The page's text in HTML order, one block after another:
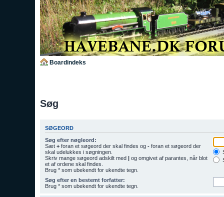
Boardindeks
Søg
SØGEORD
Søg efter nøgleord:
Sæt + foran et søgeord der skal findes og - foran et søgeord der
skal udelukkes i søgningen.
Skriv mange søgeord adskilt med | og omgivet af parantes, når blot
et af ordene skal findes.
Brug * som ubekendt for ukendte tegn.
Søg efter en bestemt forfatter:
Brug * som ubekendt for ukendte tegn.